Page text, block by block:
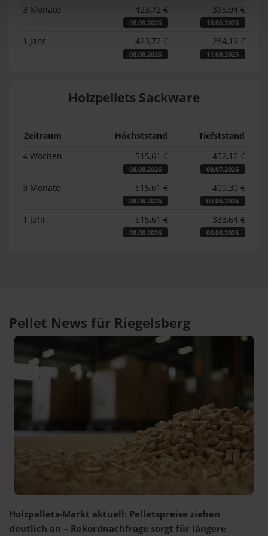
3 Monate 423,72 €
08.08.2026
365,94 €
18.06.2026
1 Jahr 423,72 €
08.08.2026
284,19 €
11.08.2025
Holzpellets Sackware
Zeitraum Höchststand
Tiefststand
4 Wochen
515,61 €
08.08.2026
452,12 €
08.07.2026
3 Monate 515,61 €
08.08.2026
409,30 €
04.06.2026
1 Jahr 515,61 €
08.08.2026
333,64 €
08.08.2025
Pellet News für Riegelsberg
Holzpellets-Markt aktuell: Pelletspreise ziehen
deutlich an – Rekordnachfrage sorgt für längere